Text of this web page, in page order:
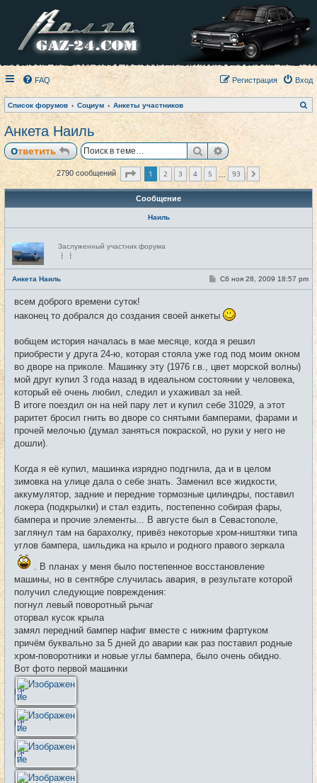
FAQ Вход
Регистрация
Список форумов Социум Анкеты участников
о
Анкета Наиль
Ответить ПоискРасширенный
2790 сообщений Страница из
1 2 3 4 5 93
Сообщение
Наиль
Н
е
в
с
е
т
и
Заслуженный участник форума
Анкета Наиль #1
С
е
е
Сб ноя 28, 2009 18:57 pm
всем доброго времени суток!
наконец то добрался до создания своей анкеты
вобщем история началась в мае месяце, когда я решил
приобрести у друга 24-ю, которая стояла уже год под моим окном
во дворе на приколе. Машинку эту (1976 г.в., цвет морской волны)
мой друг купил 3 года назад в идеальном состоянии у человека,
который её очень любил, следил и ухаживал за ней.
В итоге поездил он на ней пару лет и купил себе 31029, а этот
раритет бросил гнить во дворе со снятыми бамперами, фарами и
прочей мелочью (думал заняться покраской, но руки у него не
дошли).
Когда я её купил, машинка изрядно подгнила, да и в целом
зимовка на улице дала о себе знать. Заменил все жидкости,
аккумулятор, задние и передние тормозные цилиндры, поставил
локера (подкрылки) и стал ездить, постепенно собирая фары,
бампера и прочие элементы... В августе был в Севастополе,
заглянул там на барахолку, привёз некоторые хром-ништяки типа
углов бампера, шильдика на крыло и родного правого зеркала
. В планах у меня было постепенное восстановление
машины, но в сентябре случилась авария, в результате которой
получил следующие повреждения:
погнул левый поворотный рычаг
оторвал кусок крыла
замял передний бампер нафиг вместе с нижним фартуком
причём буквально за 5 дней до аварии как раз поставил родные
хром-поворотники и новые углы бампера, было очень обидно.
Вот фото первой машинки